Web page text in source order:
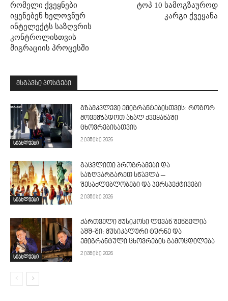
რომელი ქვეყნები
იყენებენ ხელოვნურ
ინტელექტს საზღვრის
კონტროლისთვის
მიგრაციის პროცესში
ტოპ 10 სამოგზაუროდ
კარგი ქვეყანა
მსგავსი პოსტები
სიახლეები
გზამკვლევი ემიგრანტებისთვის: როგორ
მოვემზადოთ ახალ ქვეყანაში
ცხოვრებისათვის
2 ივნისი 2026
სიახლეები
გაცვლითი პროგრამები და
საზღვარგარეთ სწავლა –
შესაძლებლობები და პერსპექტივები
2 ივნისი 2026
სიახლეები
ქართველი მუსიკოსი ლევან შენგელია
აშშ-ში: მუსიკალური ტურნე და
ემიგრანტული ცხოვრების გამოცდილება
2 ივნისი 2026